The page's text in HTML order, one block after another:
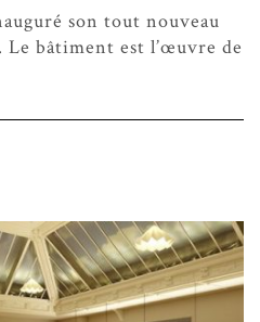
son tout nouveau
Le bâtiment est l’œuvre de